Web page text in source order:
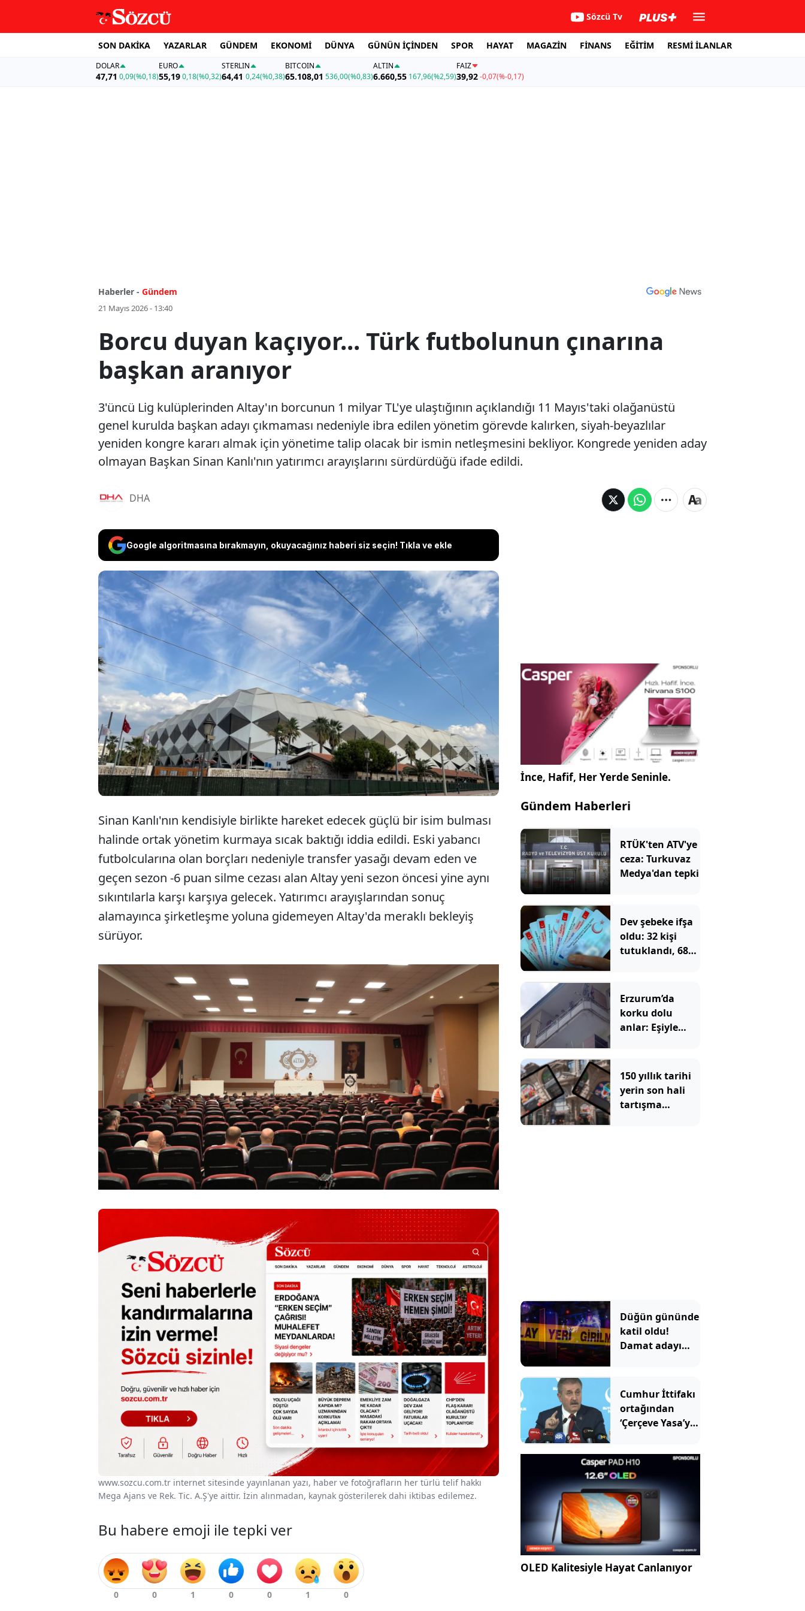
Sözcü Tv
SON DAKİKA YAZARLAR GÜNDEM EKONOMİ DÜNYA GÜNÜN İÇİNDEN SPOR HAYAT MAGAZİN FİNANS EĞİTİM RESMİ İLANLAR
DOLAR
47,71 0,09(%0,18)
EURO
55,19 0,18(%0,32)
STERLIN
64,41 0,24(%0,38)
BITCOIN
65.108,01 536,00(%0,83)
ALTIN
6.660,55 167,96(%2,59)
FAİZ
39,92-0,07(%-0,17)
Haberler - Gündem
21 Mayıs 2026 - 13:40
Borcu duyan kaçıyor... Türk futbolunun çınarına
başkan aranıyor
3'üncü Lig kulüplerinden Altay'ın borcunun 1 milyar TL'ye ulaştığının açıklandığı 11 Mayıs'taki olağanüstü
genel kurulda başkan adayı çıkmaması nedeniyle ibra edilen yönetim görevde kalırken, siyah-beyazlılar
yeniden kongre kararı almak için yönetime talip olacak bir ismin netleşmesini bekliyor. Kongrede yeniden aday
olmayan Başkan Sinan Kanlı'nın yatırımcı arayışlarını sürdürdüğü ifade edildi.
DHA
Google algoritmasına bırakmayın, okuyacağınız haberi siz seçin! Tıkla ve ekle
3'üncü Lig kulüplerinden Altay'ın borcunun 1 milyar TL'ye ulaştığının
açıklandığı 11 Mayıs'taki olağanüstü genel kurulda başkan adayı
çıkmaması nedeniyle ibra edilen yönetim görevde kalırken, siyah-
beyazlılar yeniden kongre kararı almak için yönetime talip olacak bir
ismin netleşmesini bekliyor. Kongrede yeniden aday olmayan Başkan
Sinan Kanlı'nın yatırımcı arayışlarını sürdürdüğü ifade edildi.
Sinan Kanlı'nın kendisiyle birlikte hareket edecek güçlü bir isim bulması
halinde ortak yönetim kurmaya sıcak baktığı iddia edildi. Eski yabancı
futbolcularına olan borçları nedeniyle transfer yasağı devam eden ve
geçen sezon -6 puan silme cezası alan Altay yeni sezon öncesi yine aynı
sıkıntılarla karşı karşıya gelecek. Yatırımcı arayışlarından sonuç
alamayınca şirketleşme yoluna gidemeyen Altay'da meraklı bekleyiş
sürüyor.
www.sozcu.com.tr internet sitesinde yayınlanan yazı, haber ve fotoğrafların her türlü telif hakkı
Mega Ajans ve Rek. Tic. A.Ş'ye aittir. İzin alınmadan, kaynak gösterilerek dahi iktibas edilemez.
Bu habere emoji ile tepki ver
İnce, Hafif, Her Yerde Seninle.
Gündem Haberleri
RTÜK'ten ATV'ye
ceza: Turkuvaz
Medya'dan tepki
Dev şebeke ifşa
oldu: 32 kişi
tutuklandı, 687
iptal edilecek
Erzurum’da
korku dolu
anlar: Eşiyle
aldı
150 yıllık tarihi
yerin son hali
tartışma
Düğün gününde
katil oldu!
Damat adayı
Cumhur İttifakı
ortağından
‘Çerçeve Yasa’ya
OLED Kalitesiyle Hayat Canlanıyor